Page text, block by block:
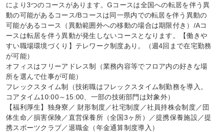
により3つのコースがあります。Gコースは全国への転居を伴う異
動の可能があるコース/Bコースは同一県内での転居を伴う異動の
可能があるコース（異動範囲外への移動の場合は期限付き）/Aコ
ースは転居を伴う異動が発生しないコースとなります。【働きや
すい職場環境づくり】テレワーク制度あり。（週4回まで在宅勤務
が可能）
オフィスはフリーアドレス制（業務内容等でフロア内の好きな場
所を選んで仕事が可能）
フレックスタイム制（技術職はフレックスタイム制勤務を導入。
コアタイム10:00～15:00、一部の技術部門は対象外）
【福利厚生】独身寮／ 財形制度／社宅制度／社員持株会制度／団
体生命／損害保険／直営保養所（全国3ヶ所）／提携保養施設／提
携スポーツクラブ／退職金（年金通算制度導入）